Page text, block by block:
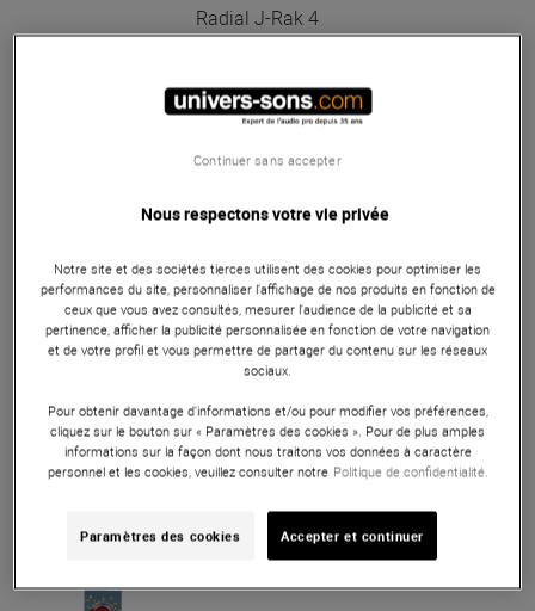
RadialJ-Rak 4
Bon Plan
ElysiaXfilter 500
777 €
ElysiaSkulpter 500
En Stock
Nous respectons votre vie privée
Notre site et des sociétés tierces utilisent des cookies pour optimiser les
performances du site, personnaliser l’affichage de nos produits en fonction de
ceux que vous avez consultés, mesurer l'audience de la publicité et sa
pertinence, afficher la publicité personnalisée en fonction de votre navigation
et de votre profil et vous permettre de partager du contenu sur les réseaux
sociaux.
Pour obtenir davantage d'informations et/ou pour modifier vos préférences,
cliquez sur le bouton sur « Paramètres des cookies ». Pour de plus amples
informations sur la façon dont nous traitons vos données à caractère
personnel et les cookies, veuillez consulter notre Politique de confidentialité.
Paramètres des cookies Accepter et continuer
Continuer sans accepter